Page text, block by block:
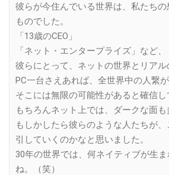
彼らが今住んでいる世界は、私たち
ものでした。
「13歳のCEO」
「ネット・エンタープライズ」など、
彼らにとって、ネットの世界とリアル
PC一台さえあれば、全世界中の人繋が
そこには無限の可能性があると確信し
もちろんネット上では、ダークな面も
もしかしたら彼らのような人たちが
引していくのかなと思いました。
30年の世界では、何ネイティブが生
ね。（笑）